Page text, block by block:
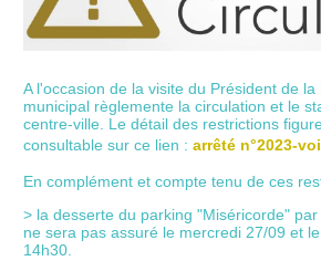
A l'occasion de la visite du Président de
municipal règlemente la circulation et le
centre-ville. Le détail des restrictions
consultable sur ce lien : arrêté n°2023-
En complément et compte tenu de ces
> la desserte du parking "Miséricorde"
ne sera pas assuré le mercredi 27/09 et
14h30.